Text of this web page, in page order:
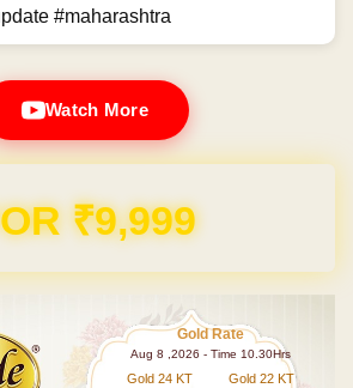
#maharashtra
Watch More
Hosting FREE for 1 Year
Gold Rate
Aug 8 ,2026 - Time 10.30Hrs
Gold 24 KT Gold 22 KT